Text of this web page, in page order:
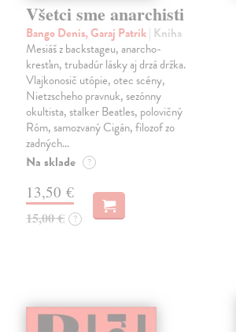
Všetci sme anarchisti
Bango Denis, Garaj Patrik| Kniha
Mesiáš z backstageu, anarcho-
kresťan, trubadúr lásky aj drzá držka.
Vlajkonosič utópie, otec scény,
Nietzscheho pravnuk, sezónny
okultista, stalker Beatles, polovičný
Róm, samozvaný Cigán, filozof zo
zadných…
Na sklade ?
13,50 €
15,00 € ?